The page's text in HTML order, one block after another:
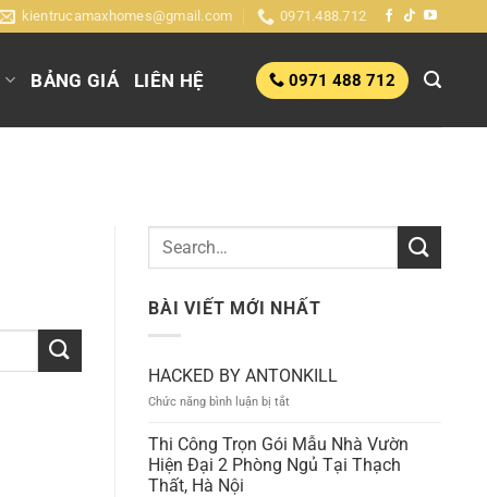
kientrucamaxhomes@gmail.com 0971.488.712
BẢNG GIÁ LIÊN HỆ 0971 488 712
BÀI VIẾT MỚI NHẤT
HACKED BY ANTONKILL
Chức năng bình luận bị tắt
BY
ANTONKILL
Thi Công Trọn Gói Mẫu Nhà Vườn
Hiện Đại 2 Phòng Ngủ Tại Thạch
Thất, Hà Nội